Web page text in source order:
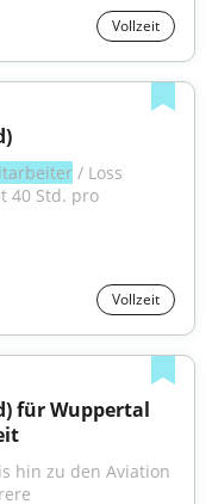
Vollzeit
/ Loss
40 Std. pro
Vollzeit
für Wuppertal
hin zu den Aviation